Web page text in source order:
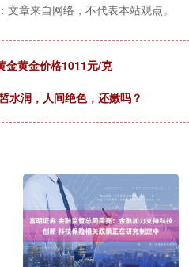
文章来自网络，不代表本站观点。
金黄金价格1011元/克
水润，人间绝色，还嫩吗？